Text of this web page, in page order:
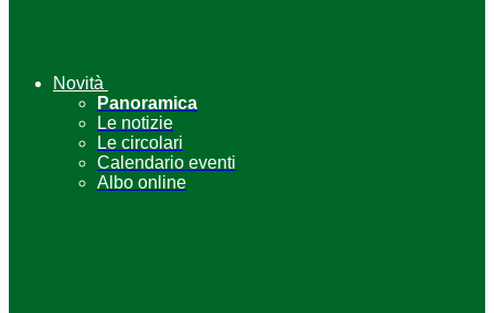
Novità
Panoramica
Le notizie
Le circolari
Calendario eventi
Albo online